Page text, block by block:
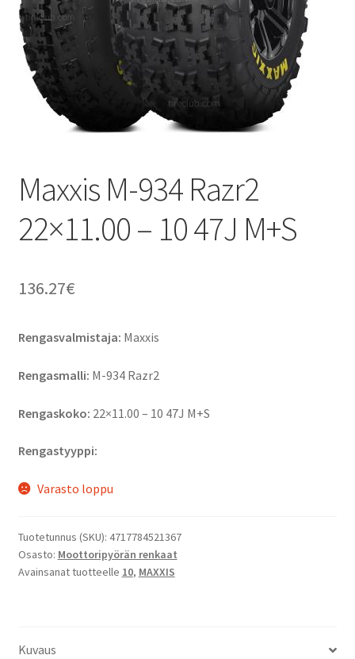
Maxxis M-934 Razr2
22×11.00 – 10 47J M+S
136.27€
Rengasvalmistaja: Maxxis
Rengasmalli: M-934 Razr2
Rengaskoko: 22×11.00 – 10 47J M+S
Rengastyyppi:
Varasto loppu
Tuotetunnus (SKU): 4717784521367
Osasto: Moottoripyörän renkaat
Avainsanat tuotteelle 10, MAXXIS
Kuvaus